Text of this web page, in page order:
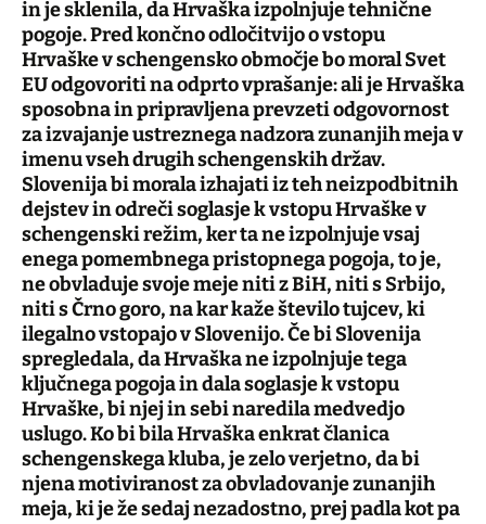
in je sklenila, da Hrvaška izpolnjuje tehnične
pogoje. Pred končno odločitvijo o vstopu
Hrvaške v schengensko območje bo moral Svet
EU odgovoriti na odprto vprašanje: ali je Hrvaška
sposobna in pripravljena prevzeti odgovornost
za izvajanje ustreznega nadzora zunanjih meja v
imenu vseh drugih schengenskih držav.
Slovenija bi morala izhajati iz teh neizpodbitnih
dejstev in odreči soglasje k vstopu Hrvaške v
schengenski režim, ker ta ne izpolnjuje vsaj
enega pomembnega pristopnega pogoja, to je,
ne obvladuje svoje meje niti z BiH, niti s Srbijo,
niti s Črno goro, na kar kaže število tujcev, ki
ilegalno vstopajo v Slovenijo. Če bi Slovenija
spregledala, da Hrvaška ne izpolnjuje tega
ključnega pogoja in dala soglasje k vstopu
Hrvaške, bi njej in sebi naredila medvedjo
uslugo. Ko bi bila Hrvaška enkrat članica
schengenskega kluba, je zelo verjetno, da bi
njena motiviranost za obvladovanje zunanjih
meja, ki je že sedaj nezadostno, prej padla kot pa